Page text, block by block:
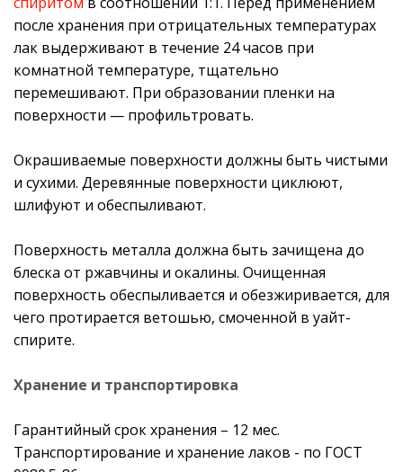
после хранения при отрицательных температурах
лак выдерживают в течение 24 часов при
комнатной температуре, тщательно
перемешивают. При образовании пленки на
поверхности — профильтровать.
Окрашиваемые поверхности должны быть чистыми
и сухими. Деревянные поверхности циклюют,
шлифуют и обеспыливают.
Поверхность металла должна быть зачищена до
блеска от ржавчины и окалины. Очищенная
поверхность обеспыливается и обезжиривается, для
чего протирается ветошью, смоченной в уайт-
спирите.
Хранение и транспортировка
Гарантийный срок хранения – 12 мес.
Транспортирование и хранение лаков - по ГОСТ